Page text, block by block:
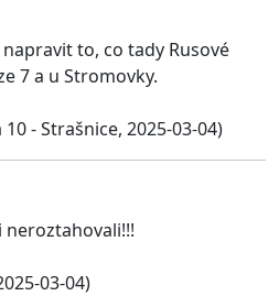
to, co tady Rusové
7 a u Stromovky.
10 - Strašnice, 2025-03-04)
neroztahovali!!!
03-04)